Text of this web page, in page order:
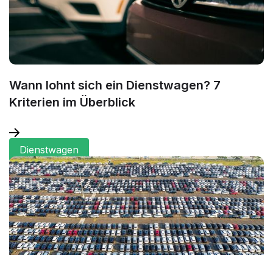
Wann lohnt sich ein Dienstwagen? 7
Kriterien im Überblick
Dienstwagen